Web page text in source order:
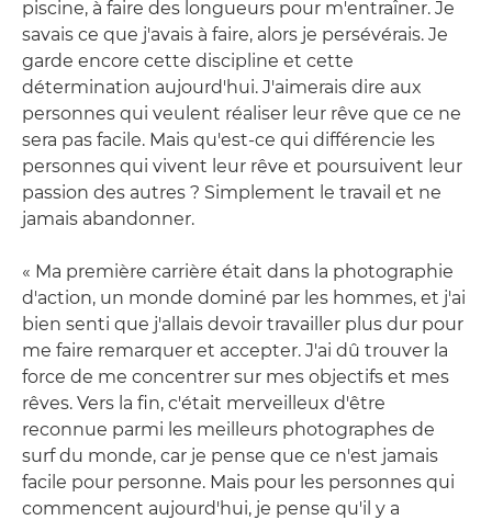
piscine, à faire des longueurs pour m'entraîner. Je
savais ce que j'avais à faire, alors je persévérais. Je
garde encore cette discipline et cette
détermination aujourd'hui. J'aimerais dire aux
personnes qui veulent réaliser leur rêve que ce ne
sera pas facile. Mais qu'est-ce qui différencie les
personnes qui vivent leur rêve et poursuivent leur
passion des autres ? Simplement le travail et ne
jamais abandonner.
« Ma première carrière était dans la photographie
d'action, un monde dominé par les hommes, et j'ai
bien senti que j'allais devoir travailler plus dur pour
me faire remarquer et accepter. J'ai dû trouver la
force de me concentrer sur mes objectifs et mes
rêves. Vers la fin, c'était merveilleux d'être
reconnue parmi les meilleurs photographes de
surf du monde, car je pense que ce n'est jamais
facile pour personne. Mais pour les personnes qui
commencent aujourd'hui, je pense qu'il y a